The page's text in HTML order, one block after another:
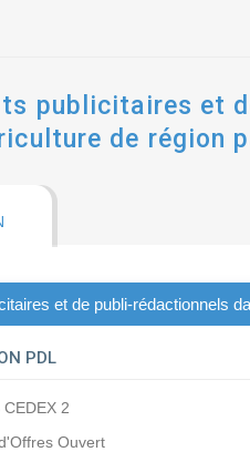
publicitaires et
de région
et de publi-rédactionnels
PDL
2
Ouvert